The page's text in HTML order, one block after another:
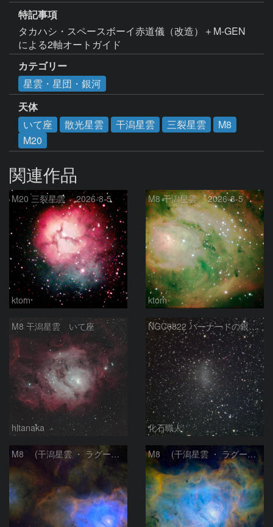
特記事項
タカハシ・スペースボーイ赤道儀（改造）＋M-GEN
による2軸オートガイド
カテゴリー
星雲・星団・銀河
天体
いて座
散光星雲 干潟星雲 三裂星雲
M8
M20
関連作品
M20 三裂星雲 2026-8-5
ktom
M8 干潟星雲 2026-8-5
ktom
M8 干潟星雲 いて座
hltanaka
NGC6822 バーナードの銀河 いて座
化石職人
M8 (干潟星雲 ・ ラグーン（Lagoon）星雲) M8 (干潟星雲 ・ ラグーン（Lagoon）星雲)